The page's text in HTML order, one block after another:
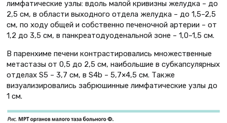
лимфатические узлы: вдоль малой кривизны желудка – до
2,5 см, в области выходного отдела желудка – до 1,5–2,5
см, по ходу общей и собственно печеночной артерии – от
1,2 до 3,5 см, в панкреатодуоденальной зоне – 1,0–1,5 см.
В паренхиме печени контрастировались множественные
метастазы от 0,5 до 2,5 см, наибольшие в субкапсулярных
отделах S5 – 3,7 см, в S4b – 5,7×4,5 см. Также
визуализировались забрюшинные лимфатические узлы до
1 см.